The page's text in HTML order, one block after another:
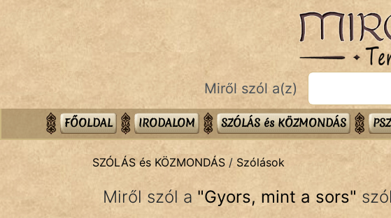
Bibliai
Közmondások
Szóláscsoportok
Miről szól a(z)
FŐOLDAL IRODALOM SZÓLÁS és KÖZMONDÁS
SZÓLÁS és KÖZMONDÁS / Szólások
Miről szól a "Gyors, mint a sors"